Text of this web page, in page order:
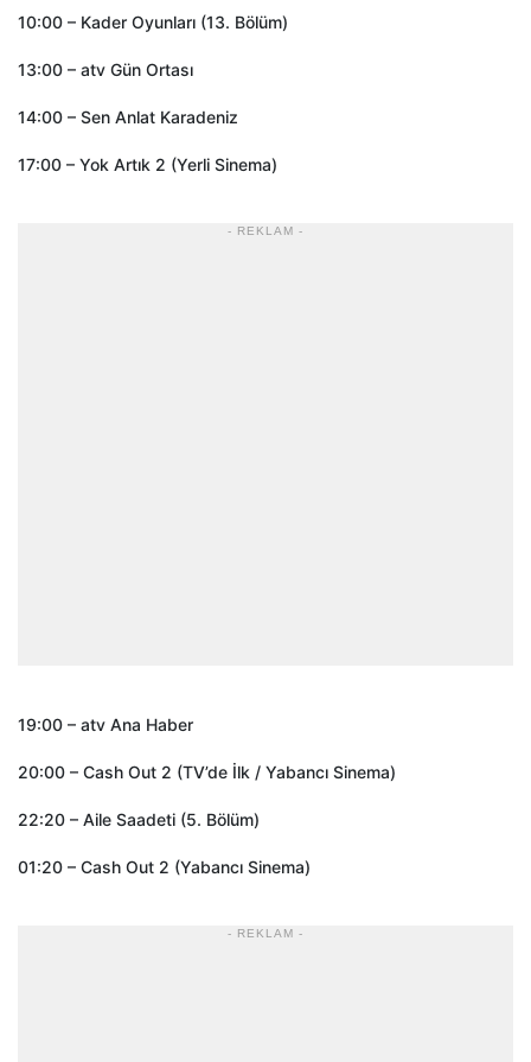
10:00 – Kader Oyunları (13. Bölüm)
13:00 – atv Gün Ortası
14:00 – Sen Anlat Karadeniz
17:00 – Yok Artık 2 (Yerli Sinema)
- REKLAM -
19:00 – atv Ana Haber
20:00 – Cash Out 2 (TV’de İlk / Yabancı Sinema)
22:20 – Aile Saadeti (5. Bölüm)
01:20 – Cash Out 2 (Yabancı Sinema)
- REKLAM -